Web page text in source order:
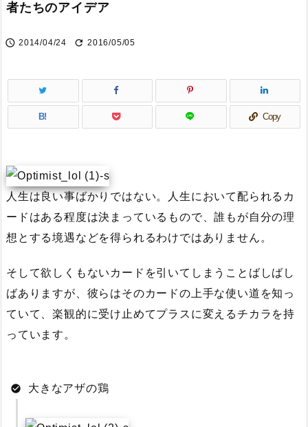
者たちのアイデア
 2014/04/24  2016/05/05
B! Copy
人生は良い事ばかりではない。人生において配られるカ
ードはある程度は決まっているもので、誰もが自分の理
想とする境遇などを得られるわけではありません。
そして欲しくもないカードを引いてしまうことばしばし
ばありますが、彼らはそのカードの上手な使い道を知っ
ていて、楽観的に受け止めてプラスに変えるチカラを持
っています。
大きなアザの鶏